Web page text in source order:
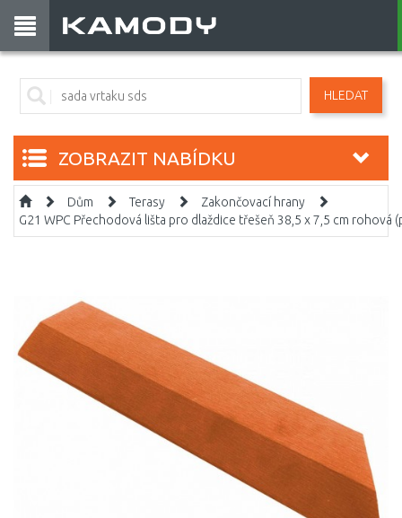
HLEDAT
ZOBRAZIT NABÍDKU
Dům Terasy
Zakončovací hrany
G21 WPC Přechodová lišta pro dlaždice třešeň 38,5 x 7,5 cm rohová